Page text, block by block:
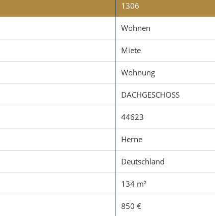
1306
Wohnen
Miete
Wohnung
DACHGESCHOSS
44623
Herne
Deutschland
134 m²
850 €